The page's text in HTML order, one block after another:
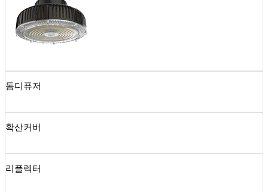
돔디퓨저
확산커버
리플렉터